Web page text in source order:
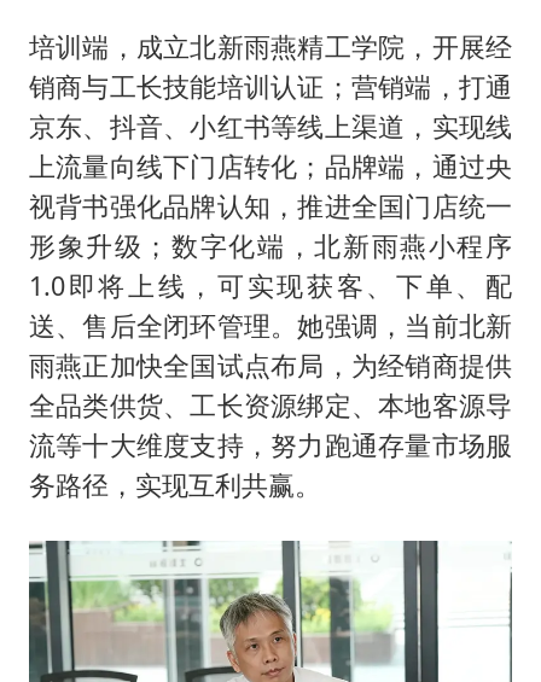
培训端，成立北新雨燕精工学院，开展经
销商与工长技能培训认证；营销端，打通
京东、抖音、小红书等线上渠道，实现线
上流量向线下门店转化；品牌端，通过央
视背书强化品牌认知，推进全国门店统一
形象升级；数字化端，北新雨燕小程序
1.0即将上线，可实现获客、下单、配
送、售后全闭环管理。她强调，当前北新
雨燕正加快全国试点布局，为经销商提供
全品类供货、工长资源绑定、本地客源导
流等十大维度支持，努力跑通存量市场服
务路径，实现互利共赢。